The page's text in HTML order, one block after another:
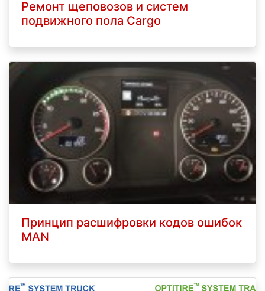
Ремонт щеповозов и систем
подвижного пола Cargo
Принцип расшифровки кодов ошибок
MAN